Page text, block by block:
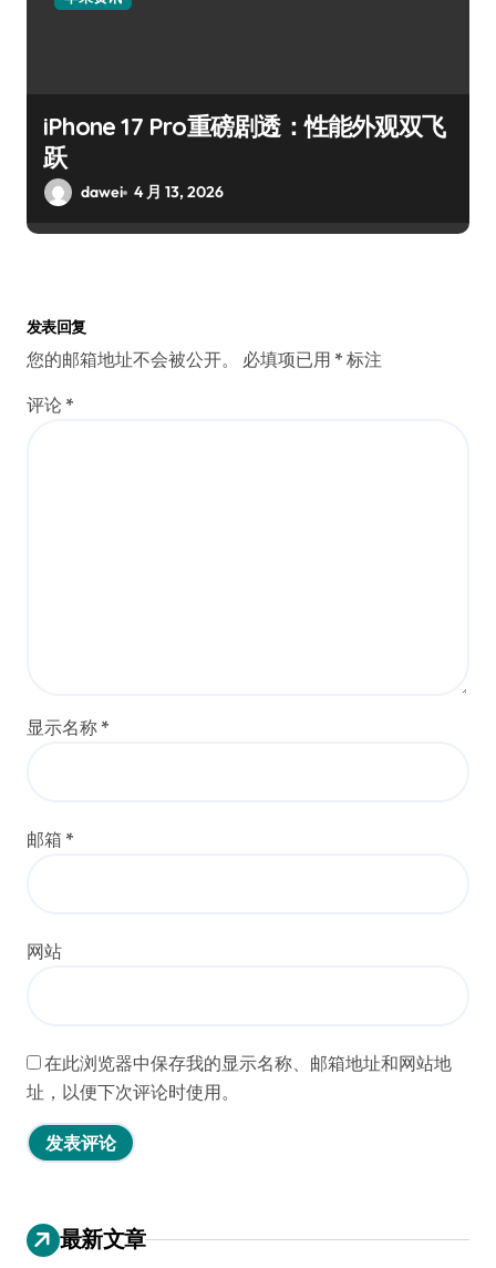
iPhone 17 Pro重磅剧透：性能外观双飞
跃
dawei 4 月 13, 2026
发表回复
您的邮箱地址不会被公开。 必填项已用 * 标注
评论 *
显示名称 *
邮箱 *
网站
在此浏览器中保存我的显示名称、邮箱地址和网站地
址，以便下次评论时使用。
最新文章